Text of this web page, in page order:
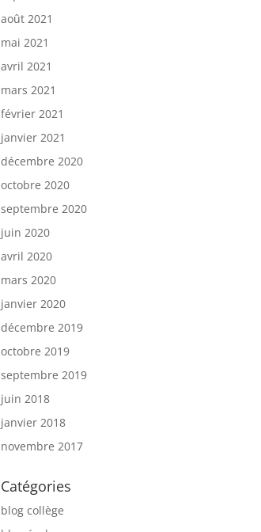
août 2021
mai 2021
avril 2021
mars 2021
février 2021
janvier 2021
décembre 2020
octobre 2020
septembre 2020
juin 2020
avril 2020
mars 2020
janvier 2020
décembre 2019
octobre 2019
septembre 2019
juin 2018
janvier 2018
novembre 2017
Catégories
blog collège